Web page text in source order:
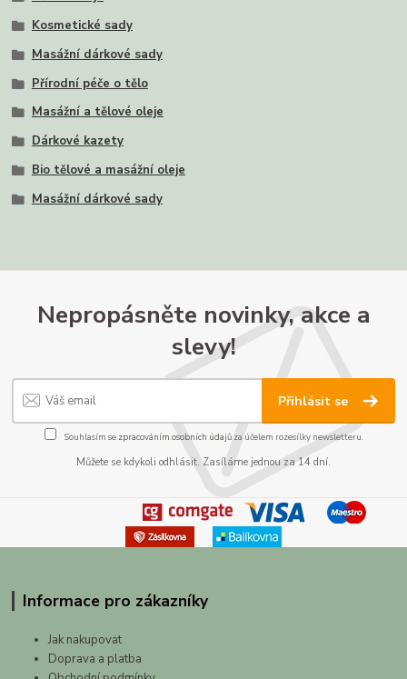
Kosmetické sady
Masážní dárkové sady
Přírodní péče o tělo
Masážní a tělové oleje
Dárkové kazety
Bio tělové a masážní oleje
Masážní dárkové sady
Nepropásněte novinky, akce a
slevy!
Přihlásit se
Souhlasím se zpracováním osobních údajůza účelem rozesílky newsletteru.
Můžete se kdykoli odhlásit. Zasíláme jednou za 14 dní.
Informace pro zákazníky
Jak nakupovat
Doprava a platba